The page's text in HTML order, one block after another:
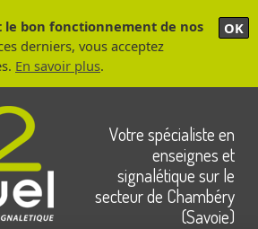
OK
le bon fonctionnement de nos
derniers, vous acceptez
En savoir plus.
Votre spécialiste en
enseignes et
signalétique sur le
secteur de Chambéry
(Savoie)